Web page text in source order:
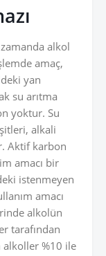
alkol
amaç,
yan
su arıtma
yoktur. Su
alkali
Aktif karbon
amacı bir
istenmeyen
amacı
alkolün
tarafından
%10 ile